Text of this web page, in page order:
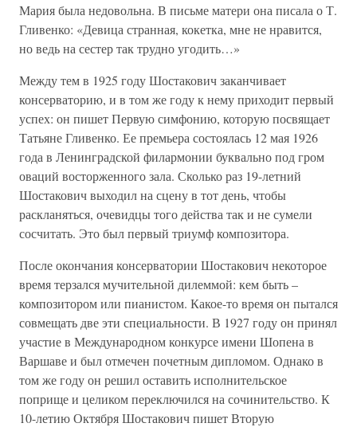
Мария была недовольна. В письме матери она писала о Т.
Гливенко: «Девица странная, кокетка, мне не нравится,
но ведь на сестер так трудно угодить…»
Между тем в 1925 году Шостакович заканчивает
консерваторию, и в том же году к нему приходит первый
успех: он пишет Первую симфонию, которую посвящает
Татьяне Гливенко. Ее премьера состоялась 12 мая 1926
года в Ленинградской филармонии буквально под гром
оваций восторженного зала. Сколько раз 19-летний
Шостакович выходил на сцену в тот день, чтобы
раскланяться, очевидцы того действа так и не сумели
сосчитать. Это был первый триумф композитора.
После окончания консерватории Шостакович некоторое
время терзался мучительной дилеммой: кем быть –
композитором или пианистом. Какое-то время он пытался
совмещать две эти специальности. В 1927 году он принял
участие в Международном конкурсе имени Шопена в
Варшаве и был отмечен почетным дипломом. Однако в
том же году он решил оставить исполнительское
поприще и целиком переключился на сочинительство. К
10-летию Октября Шостакович пишет Вторую